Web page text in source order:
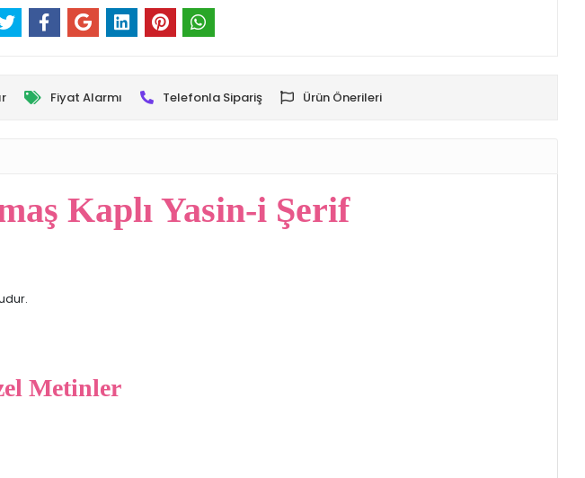
Fiyat Alarmı Telefonla Sipariş Ürün Önerileri
Kaplı Yasin-i Şerif
Metinler